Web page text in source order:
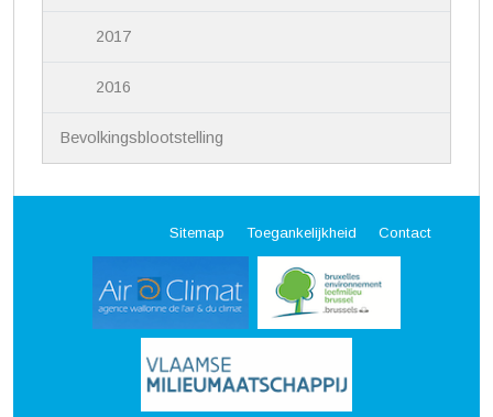
2017
2016
Bevolkingsblootstelling
Sitemap Toegankelijkheid Contact